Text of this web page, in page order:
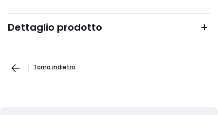
Dettaglio prodotto
Torna indietro